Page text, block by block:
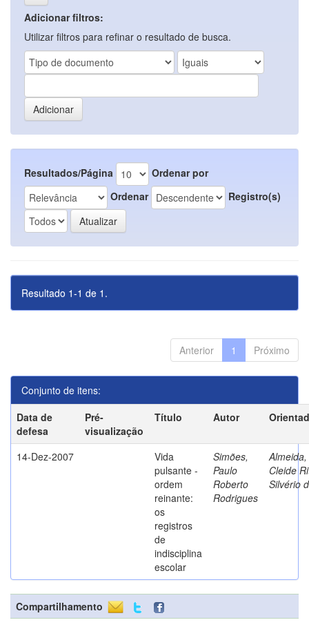
Adicionar filtros:
Utilizar filtros para refinar o resultado de busca.
Resultados/Página
Ordenar por
Ordenar
Registro(s)
Resultado 1-1 de 1.
Anterior 1 Próximo
Conjunto de itens:
Data de
defesa
Pré-
visualização
Título Autor
14-Dez-2007
Vida
pulsante -
ordem
reinante:
os
registros
de
indisciplina
escolar
Simões,
Paulo
Roberto
Rodrigues
Almeida,
Cleide
Silvério
Compartilhamento